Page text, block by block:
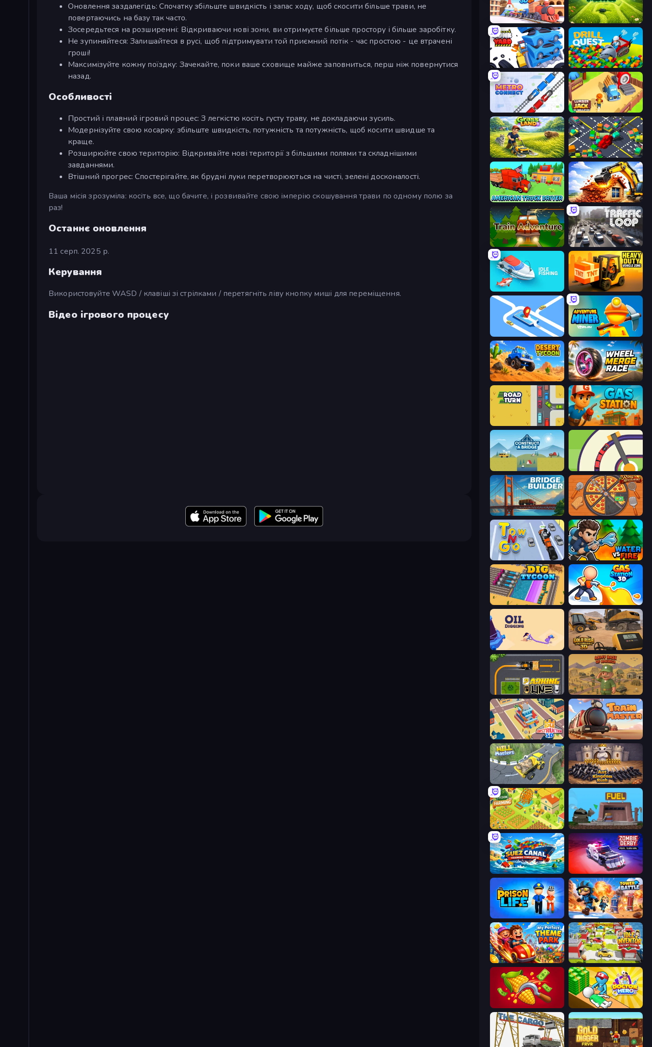
Оновлення заздалегідь: Спочатку збільште швидкість і запас ходу, щоб скосити більше трави, не
повертаючись на базу так часто.
Зосередьтеся на розширенні: Відкриваючи нові зони, ви отримуєте більше простору і більше заробітку.
Не зупиняйтеся: Залишайтеся в русі, щоб підтримувати той приємний потік - час простою - це втрачені
гроші!
Максимізуйте кожну поїздку: Зачекайте, поки ваше сховище майже заповниться, перш ніж повернутися
назад.
Особливості
Простий і плавний ігровий процес: З легкістю косіть густу траву, не докладаючи зусиль.
Модернізуйте свою косарку: збільште швидкість, потужність та потужність, щоб косити швидше та
краще.
Розширюйте свою територію: Відкривайте нові території з більшими полями та складнішими
завданнями.
Втішний прогрес: Спостерігайте, як брудні луки перетворюються на чисті, зелені досконалості.
Ваша місія зрозуміла: косіть все, що бачите, і розвивайте свою імперію скошування трави по одному полю за
раз!
Останнє оновлення
11 серп. 2025 р.
Керування
Використовуйте WASD / клавіші зі стрілками / перетягніть ліву кнопку миші для переміщення.
Відео ігрового процесу
Pro Construction: Simulation 3D Zen Mower
Junkyard Sim Drill Quest
Metro Connect Lumberjack 3D Simulator
Grass Land Slightly Annoying Traffic
American Truck Driver City Constructor
Train Adventure Traffic Loop
Idle Fishing
Drive Taxi Adventure Miner
Desert Tycoon Wheel Merge Race
Gas Station
Construct a Bridge Crazy Train Snake
Bridge Builder Ring Restaurant
Tow N Go Water vs Fire
Dig Tycoon Gas Station 3D
Oil Digging Gold Rush: Gold Simulator 3D
Parking Line Army Base Of America
Idle Construction 3D Train Master
Hill Masters Ant Kingdom Rush
Farming Tycoon 3D Motherload
Suez Canal Training Simulator Zombie Derby: Pixel Survival
Prison Life Tower Battle
My Perfect Theme Park Idle Inventor
Farm-51: Secret Harvest Doctor Hero